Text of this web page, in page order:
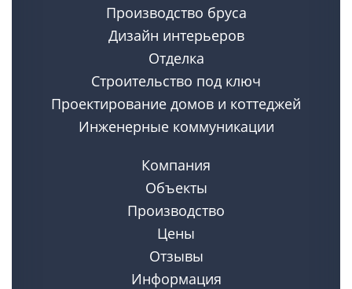
Производство бруса
Дизайн интерьеров
Отделка
Строительство под ключ
Проектирование домов и коттеджей
Инженерные коммуникации
Компания
Объекты
Производство
Цены
Отзывы
Информация